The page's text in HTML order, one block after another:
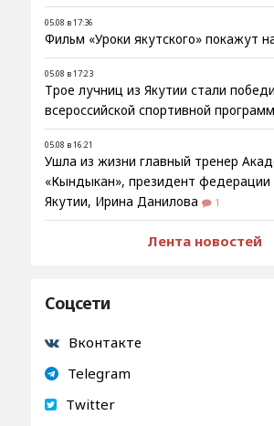
05.08 в 17:36
Фильм «Уроки якутского» покажут
05.08 в 17:23
Трое лучниц из Якутии стали
всероссийской спортивной
05.08 в 16:21
Ушла из жизни главный тренер
«Кындыкан», президент федерации
Якутии, Ирина Данилова
1
Лента новостей
Соцсети
Вконтакте
Telegram
Twitter